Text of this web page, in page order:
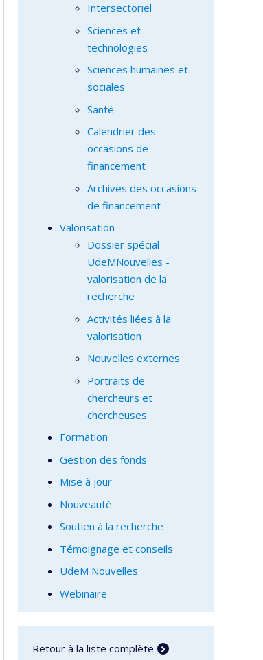
Intersectoriel
Sciences et
technologies
Sciences humaines et
sociales
Santé
Calendrier des
occasions de
financement
Archives des occasions
de financement
Valorisation
Dossier spécial
UdeMNouvelles -
valorisation de la
recherche
Activités liées à la
valorisation
Nouvelles externes
Portraits de
chercheurs et
chercheuses
Formation
Gestion des fonds
Mise à jour
Nouveauté
Soutien à la recherche
Témoignage et conseils
UdeM Nouvelles
Webinaire
Retour à la liste complète